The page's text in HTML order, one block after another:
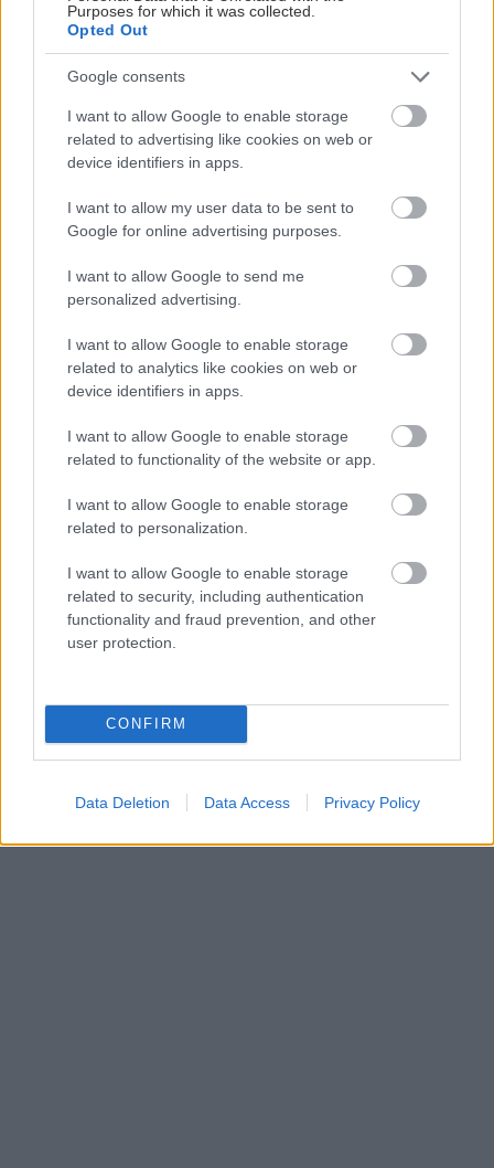
Purposes for which it was collected.
Opted Out
Google consents
I want to allow Google to enable storage
related to advertising like cookies on web or
device identifiers in apps.
I want to allow my user data to be sent to
Google for online advertising purposes.
I want to allow Google to send me
personalized advertising.
I want to allow Google to enable storage
related to analytics like cookies on web or
device identifiers in apps.
I want to allow Google to enable storage
related to functionality of the website or app.
I want to allow Google to enable storage
related to personalization.
I want to allow Google to enable storage
related to security, including authentication
functionality and fraud prevention, and other
user protection.
CONFIRM
Data Deletion Data Access Privacy Policy
PODCASTS
«Εγώ είμαι η ανάπηρη, αυτοί είναι οι μ***ες» –
με τον